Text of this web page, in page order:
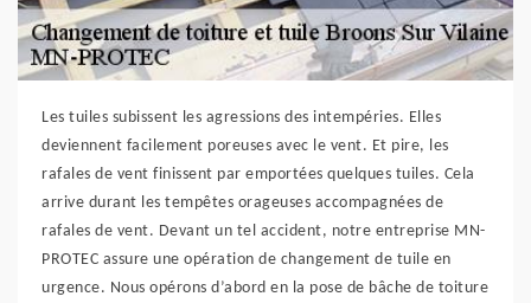
Les tuiles subissent les agressions des intempéries. Elles
deviennent facilement poreuses avec le vent. Et pire, les
rafales de vent finissent par emportées quelques tuiles. Cela
arrive durant les tempêtes orageuses accompagnées de
rafales de vent. Devant un tel accident, notre entreprise MN-
PROTEC assure une opération de changement de tuile en
urgence. Nous opérons d’abord en la pose de bâche de toiture